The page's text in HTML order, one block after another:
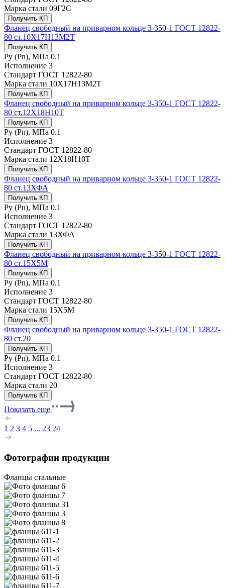
Марка стали 09Г2С
Получить КП
Фланец свободный на приварном кольце 3-350-1 ГОСТ 12822-
80 ст.10Х17Н13М2Т
Получить КП
Ру (Рn), МПа 0.1
Исполнение 3
Стандарт ГОСТ 12822-80
Марка стали 10Х17Н13М2Т
Получить КП
Фланец свободный на приварном кольце 3-350-1 ГОСТ 12822-
80 ст.12Х18Н10Т
Получить КП
Ру (Рn), МПа 0.1
Исполнение 3
Стандарт ГОСТ 12822-80
Марка стали 12Х18Н10Т
Получить КП
Фланец свободный на приварном кольце 3-350-1 ГОСТ 12822-
80 ст.13ХФА
Получить КП
Ру (Рn), МПа 0.1
Исполнение 3
Стандарт ГОСТ 12822-80
Марка стали 13ХФА
Получить КП
Фланец свободный на приварном кольце 3-350-1 ГОСТ 12822-
80 ст.15Х5М
Получить КП
Ру (Рn), МПа 0.1
Исполнение 3
Стандарт ГОСТ 12822-80
Марка стали 15Х5М
Получить КП
Фланец свободный на приварном кольце 3-350-1 ГОСТ 12822-
80 ст.20
Получить КП
Ру (Рn), МПа 0.1
Исполнение 3
Стандарт ГОСТ 12822-80
Марка стали 20
Получить КП
Показать еще
1 2 3 4 5 ... 23 24
Фотографии продукции
Фланцы стальные